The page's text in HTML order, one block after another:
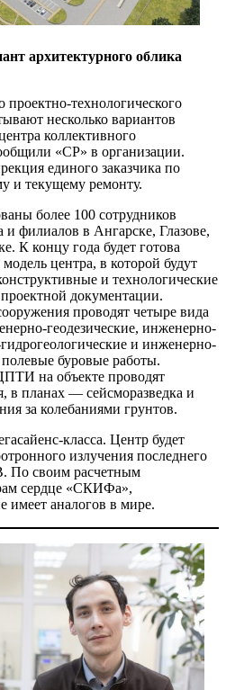
архитектурного облика
технологического
несколько вариантов
коллективного
«СР» в организации.
единого заказчика по
и текущему ремонту.
более 100 сотрудников
филиалов в Ангарске, Глазове,
К концу года будет готова
центра, в которой будут
и технологические
документации.
проводят четыре вида
геодезические, инженерно-
и инженерно-
буровые работы.
на объекте проводят
в планах — сейсморазведка и
за колебаниями грунтов.
класса. Центр будет
излучения последнего
По своим расчетным
сердце «СКИФа»,
имеет аналогов в мире.